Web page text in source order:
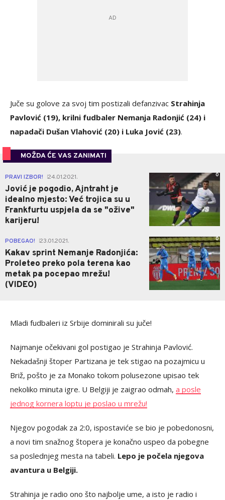
Juče su golove za svoj tim postizali defanzivac Strahinja
Pavlović (19), krilni fudbaler Nemanja Radonjić (24) i
napadači Dušan Vlahović (20) i Luka Jović (23).
MOŽDA ĆE VAS ZANIMATI
PRAVI IZBOR! 24.01.2021.
Jović je pogodio, Ajntraht je
idealno mjesto: Već trojica su u
Frankfurtu uspjela da se "ožive"
karijeru!
0
POBEGAO! 23.01.2021.
Kakav sprint Nemanje Radonjića:
Proleteo preko pola terena kao
metak pa pocepao mrežu!
(VIDEO)
0
Mladi fudbaleri iz Srbije dominirali su juče!
Najmanje očekivani gol postigao je Strahinja Pavlović.
Nekadašnji štoper Partizana je tek stigao na pozajmicu u
Briž, pošto je za Monako tokom polusezone upisao tek
nekoliko minuta igre. U Belgiji je zaigrao odmah, a posle
jednog kornera loptu je poslao u mrežu!
Njegov pogodak za 2:0, ispostaviće se bio je pobedonosni,
a novi tim snažnog štopera je konačno uspeo da pobegne
sa poslednjeg mesta na tabeli. Lepo je počela njegova
avantura u Belgiji.
Strahinja je radio ono što najbolje ume, a isto je radio i